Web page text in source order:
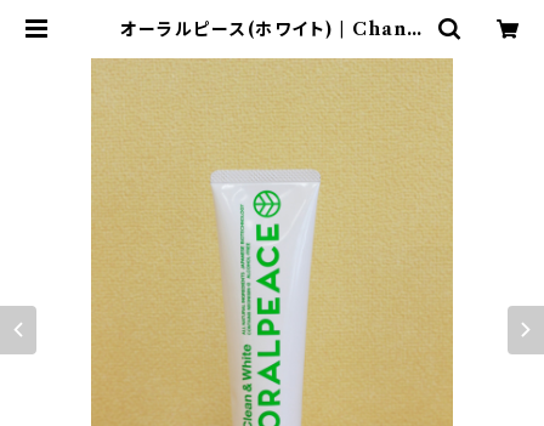
オーラルピース(ホワイト) | Chanti